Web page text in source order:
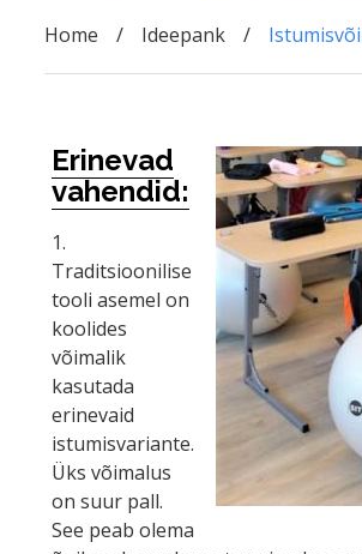
Home Ideepank
Erinevad
vahendid:
1.
Traditsioonilise
tooli asemel on
koolides
võimalik
kasutada
erinevaid
istumisvariante.
Üks võimalus
on suur pall.
See peab olema